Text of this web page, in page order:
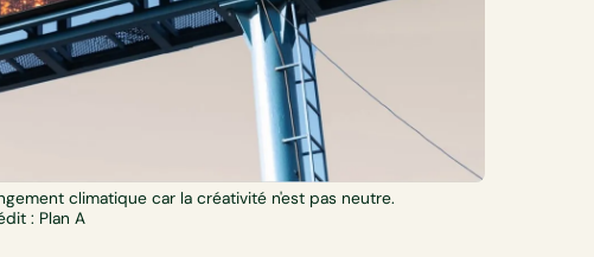
climatique car la créativité n'est pas neutre.
: Plan A